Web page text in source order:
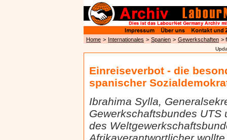
Home > Internationales > Spanien > Gewerkschaften >
Einreiseverbot - die
spanischer
Ibrahima Sylla,
Gewerkschaftsbundes
des